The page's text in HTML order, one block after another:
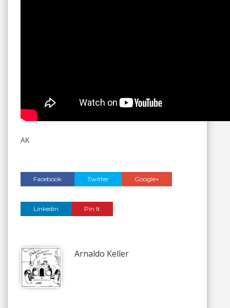
AK
Facebook Twitter Google+
Linkedin Pin It
Arnaldo Keller